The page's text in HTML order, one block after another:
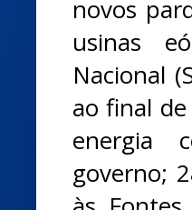
novos
usinas
Nacional
ao final
energia
governo;